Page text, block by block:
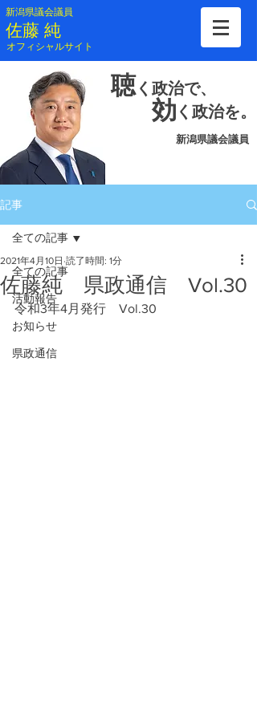
新潟県議会議員
​佐藤 純
​オフィシャルサイト
聴 く 政治で、
効 く 政治を。
新潟県議会議員
記事
全ての記事
活動報告
お知らせ
県政通信
全ての記事
佐藤純 県政通信 Vol.30
2021年4月10日 読了時間: 1分
令和3年4月発行　Vol.30